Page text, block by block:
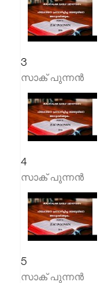
3
സാക് പുന്നൻ
4
സാക് പുന്നൻ
5
സാക് പുന്നൻ